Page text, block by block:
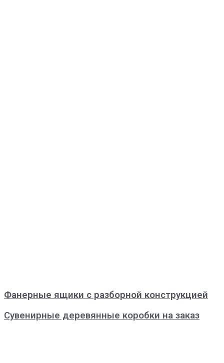
Фанерные ящики с разборной конструкцией
Сувенирные деревянные коробки на заказ